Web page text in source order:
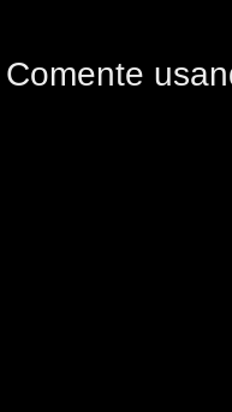
Comente